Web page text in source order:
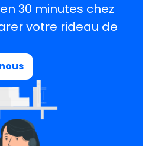
30 minutes chez
votre rideau de